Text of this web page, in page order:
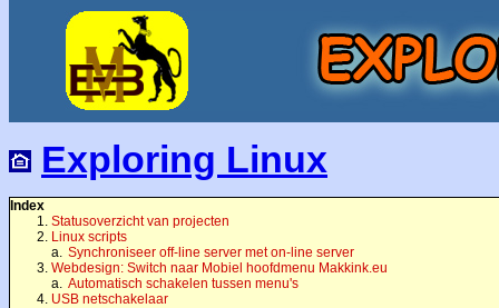
Exploring Linux
Index
1. Statusoverzicht van projecten
2. Linux scripts
a. Synchroniseer off-line server met on-line server
3. Webdesign: Switch naar Mobiel hoofdmenu Makkink.eu
a. Automatisch schakelen tussen menu's
4. USB netschakelaar